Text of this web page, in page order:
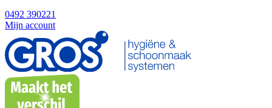
0492 390221
Mijn account